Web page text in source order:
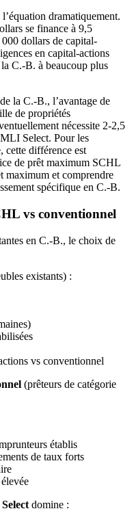
dramatiquement.
se finance à 9,5
dollars de capital-
en capital-actions
C.-B. à beaucoup plus
la C.-B., l’avantage de
de propriétés
nécessite 2-2,5
Select. Pour les
cette différence est
de prêt maximum SCHL
maximum et comprendre
spécifique en C.-B.
vs conventionnel
en C.-B., le choix de
existants) :
vs conventionnel
(prêteurs de catégorie
établis
de taux forts
domine :